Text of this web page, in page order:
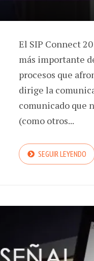
El SIP Connect
más importante
procesos que
dirige la
comunicado que
(como otros...
SEGUIR LEYENDO